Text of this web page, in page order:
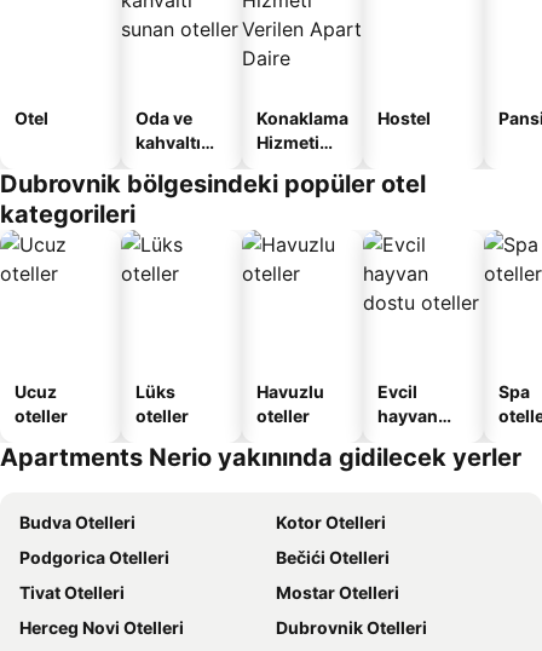
Otel
Oda ve
kahvaltı
oteller
Konaklama
Hizmeti
Apart
Hostel
Dubrovnik bölgesindeki popüler otel
kategorileri
Ucuz
oteller
Lüks
oteller
Havuzlu
oteller
Evcil
hayvan
oteller
Spa
Apartments Nerio yakınında gidilecek yerler
Budva Otelleri
Kotor Otelleri
Podgorica Otelleri
Bečići Otelleri
Tivat Otelleri
Mostar Otelleri
Herceg Novi Otelleri
Dubrovnik Otelleri